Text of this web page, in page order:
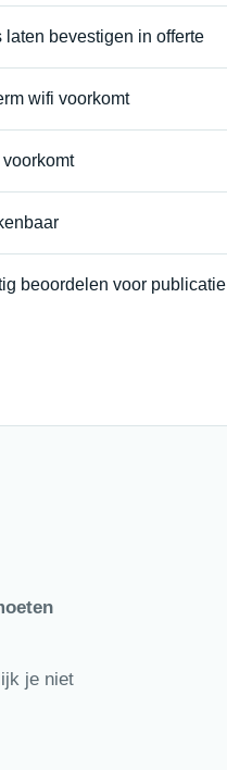
bevestigen in offerte
wifi voorkomt
beoordelen voor publicatie
je niet